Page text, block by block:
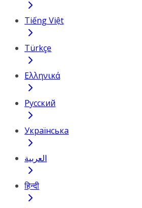
Tiếng Việt
Türkçe
Ελληνικά
Русский
Українська
العربية
हिन्दी